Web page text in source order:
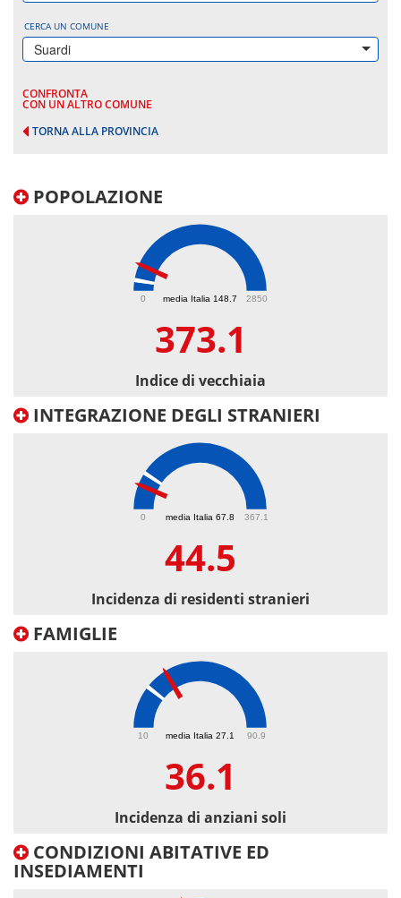
CERCA UN COMUNE
Suardi
CONFRONTA
CON UN ALTRO COMUNE
TORNA ALLA PROVINCIA
POPOLAZIONE
media Italia 148.7
0 2850
373.1
Indice di vecchiaia
INTEGRAZIONE DEGLI STRANIERI
media Italia 67.8
0 367.1
44.5
Incidenza di residenti stranieri
FAMIGLIE
media Italia 27.1
10 90.9
36.1
Incidenza di anziani soli
CONDIZIONI ABITATIVE ED
INSEDIAMENTI